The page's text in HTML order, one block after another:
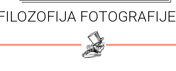
FOTOGRAFIJE